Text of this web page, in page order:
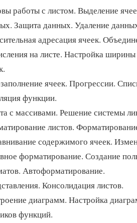
работы с листом. Выделение
Защита данных. Удаление
адресация ячеек.
на листе. Настройка
ячеек. Прогрессии.
функции.
с массивами. Решение системы
листов.
содержимого ячеек.
форматирование. Создание
Автоформатирование.
Консолидация листов.
диаграмм. Настройка
функций.